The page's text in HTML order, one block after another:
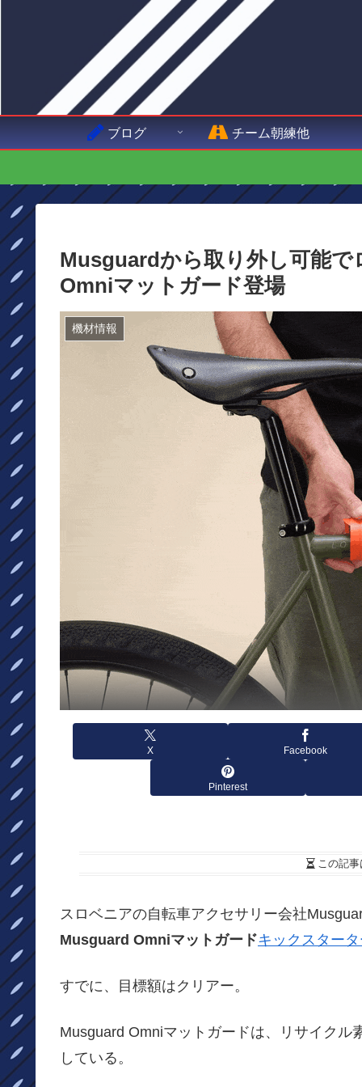
ブログ チーム朝練他
Musguardから取り外し可能
Omniマットガード登場
機材情報
X Facebook
Pinterest
この記事
スロベニアの自転車アクセサリー会社
Musguard Omniマットガードキックスター
すでに、目標額はクリアー。
Musguard Omniマットガードは、リサイク
している。